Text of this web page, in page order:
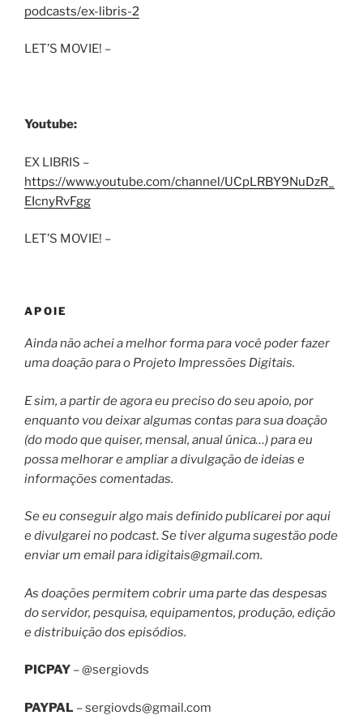
podcasts/ex-libris-2
LET’S MOVIE! –
Youtube:
EX LIBRIS –
https://www.youtube.com/channel/UCpLRBY9NuDzR_
EIcnyRvFgg
LET’S MOVIE! –
APOIE
Ainda não achei a melhor forma para você poder fazer
uma doação para o Projeto Impressões Digitais.
E sim, a partir de agora eu preciso do seu apoio, por
enquanto vou deixar algumas contas para sua doação
(do modo que quiser, mensal, anual única…) para eu
possa melhorar e ampliar a divulgação de ideias e
informações comentadas.
Se eu conseguir algo mais definido publicarei por aqui
e divulgarei no podcast. Se tiver alguma sugestão pode
enviar um email paraidigitais@gmail.com.
As doações permitem cobrir uma parte das despesas
do servidor, pesquisa, equipamentos, produção, edição
e distribuição dos episódios.
PICPAY – @sergiovds
PAYPAL –sergiovds@gmail.com